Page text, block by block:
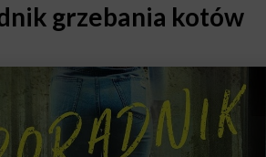
grzebania kotów